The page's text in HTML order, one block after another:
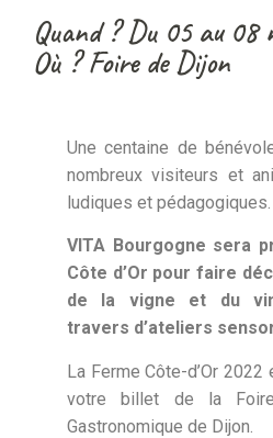
Quand ? Du 05 au 08
Où ? Foire de Dijon
Une centaine de
nombreux visiteurs et
ludiques et pédagogiques.
VITA Bourgogne sera
Côte d’Or pour faire
de la vigne et du
travers d’ateliers
La Ferme Côte-d’Or
votre billet de la
Gastronomique de Dijon.